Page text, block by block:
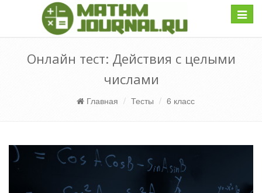
Онлайн тест: Действия с целыми
числами
Главная Тесты 6 класс